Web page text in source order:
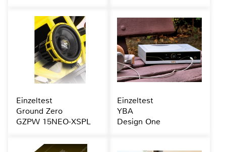
Einzeltest
Ground Zero
GZPW 15NEO-XSPL
Einzeltest
YBA
Design One